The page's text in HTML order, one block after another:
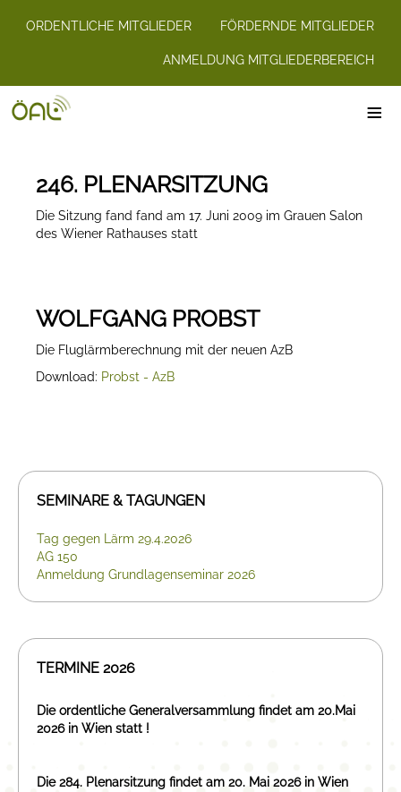
ORDENTLICHE MITGLIEDER FÖRDERNDE MITGLIEDER
ANMELDUNG MITGLIEDERBEREICH
≡
246. PLENARSITZUNG
Die Sitzung fand fand am 17. Juni 2009 im Grauen Salon
des Wiener Rathauses statt
WOLFGANG PROBST
Die Fluglärmberechnung mit der neuen AzB
Download: Probst - AzB
SEMINARE & TAGUNGEN
Tag gegen Lärm 29.4.2026
AG 150
Anmeldung Grundlagenseminar 2026
TERMINE 2026
Die ordentliche Generalversammlung findet am 20.Mai
2026 in Wien statt !
Die 284. Plenarsitzung findet am 20. Mai 2026 in Wien